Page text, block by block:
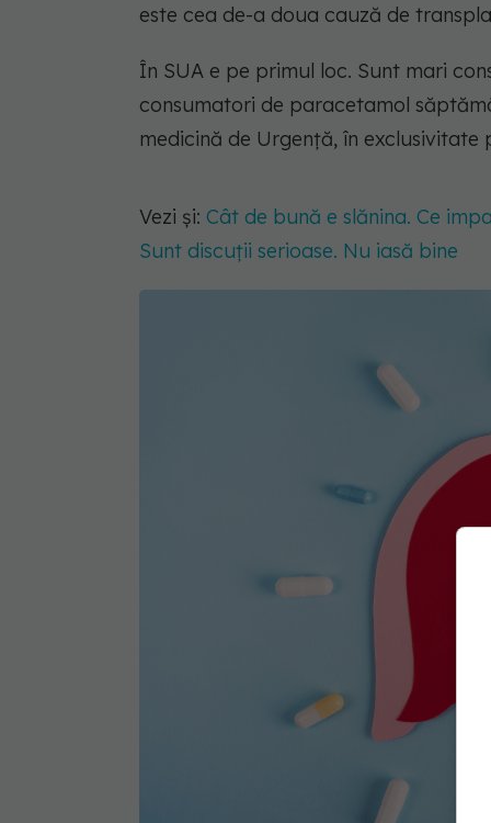
este cea de-a doua cauză de
În SUA e pe primul loc. Sunt mari
consumatori de paracetamol
medicină de Urgență, în exclusivitate
Vezi și: Cât de bună e slănina. Ce
Sunt discuții serioase. Nu iasă bine